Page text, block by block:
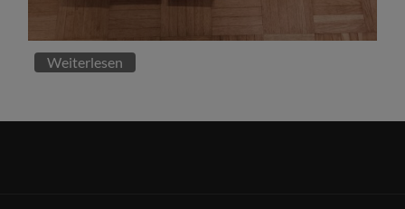
Weiterlesen